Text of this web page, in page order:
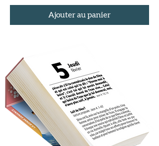
Ajouter au panier